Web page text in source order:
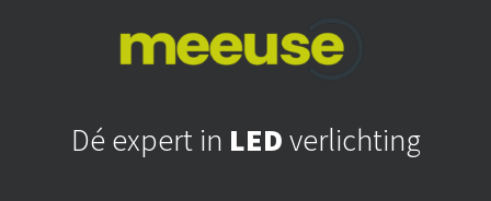
Dé expert in LEDverlichting